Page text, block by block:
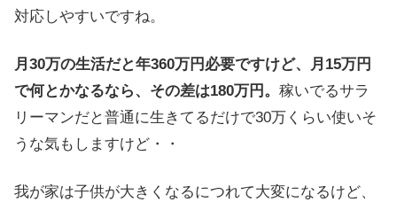
対応しやすいですね。
月30万の生活だと年360万円必要ですけど、月15万円
で何とかなるなら、その差は180万円。 稼いでるサラ
リーマンだと普通に生きてるだけで30万くらい使いそ
うな気もしますけど・・
我が家は子供が大きくなるにつれて大変になるけど、